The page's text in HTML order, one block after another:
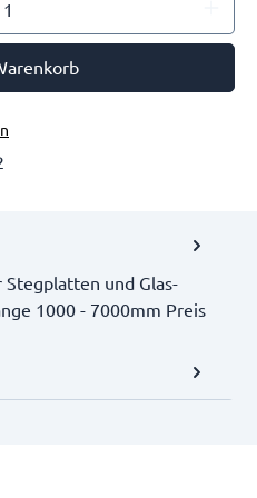
und Glas-
1000 - 7000mm Preis